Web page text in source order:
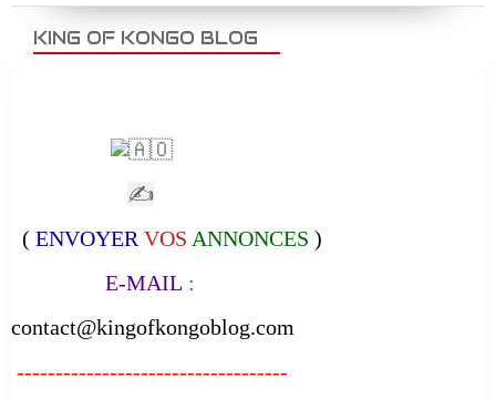
KING OF KONGO BLOG
✍
( ENVOYER VOS ANNONCES )
E-MAIL :
contact@kingofkongoblog.com
-----------------------------------